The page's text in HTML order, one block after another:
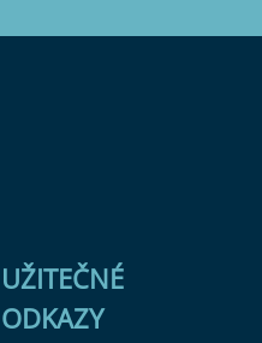
UŽITEČNÉ
ODKAZY